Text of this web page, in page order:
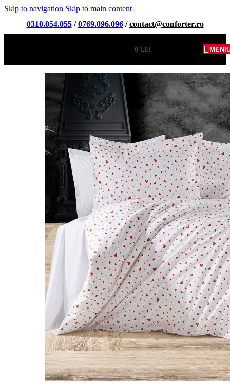
Skip to navigation Skip to main content
0310.054.055/0769.096.096/contact@conforter.ro
0LEI